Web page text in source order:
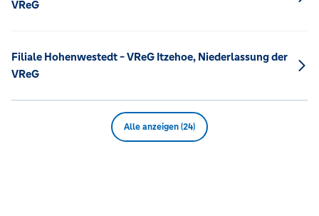
VReG
Filiale Hohenwestedt - VReG Itzehoe, Niederlassung der
VReG
Alle anzeigen (24)